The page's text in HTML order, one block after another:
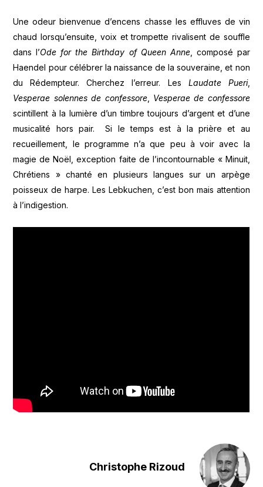
Une odeur bienvenue d’encens chasse les effluves de vin
chaud lorsqu’ensuite, voix et trompette rivalisent de souffle
dans l’Ode for the Birthday of Queen Anne, composé par
Haendel pour célébrer la naissance de la souveraine, et non
du Rédempteur. Cherchez l’erreur. Les Laudate Pueri,
Vesperae solennes de confessore, Vesperae de confessore
scintillent à la lumière d’un timbre toujours d’argent et d’une
musicalité hors pair. Si le temps est à la prière et au
recueillement, le programme n’a que peu à voir avec la
magie de Noël, exception faite de l’incontournable « Minuit,
Chrétiens » chanté en plusieurs langues sur un arpège
poisseux de harpe. Les Lebkuchen, c’est bon mais attention
à l’indigestion.
Christophe Rizoud